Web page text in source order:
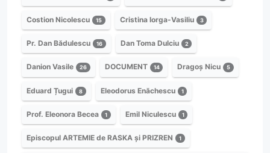
Costion Nicolescu 15 Cristina Iorga-Vasiliu 3
Pr. Dan Bădulescu 16 Dan Toma Dulciu 2
Danion Vasile 26 DOCUMENT 14 Dragoș Nicu 5
Eduard Țugui 8 Eleodorus Enăchescu 1
Prof. Eleonora Becea 1 Emil Niculescu 1
Episcopul ARTEMIE de RASKA și PRIZREN 1